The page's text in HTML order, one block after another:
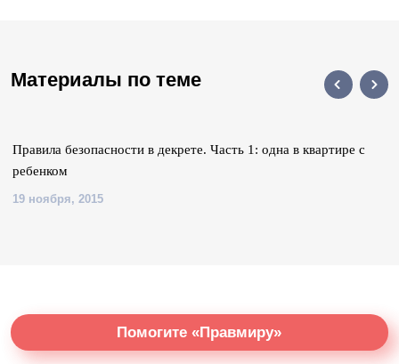
Материалы по теме
Правила безопасности в декрете. Часть 1: одна в квартире с
ребенком
19 ноября, 2015
Помогите «Правмиру»